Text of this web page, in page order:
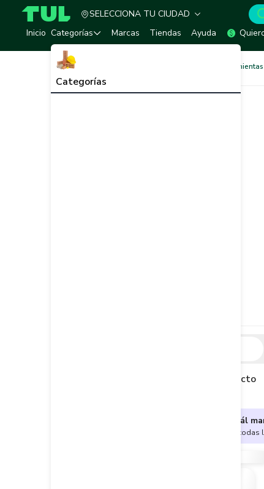
TUL - Tu Marketplace de Construcción
SELECCIONA TU CIUDAD
Inicio Categorías
Categorías
Marcas Tiendas Ayuda
Descripción del producto
¿No sabes cuál
Encuentra aquí